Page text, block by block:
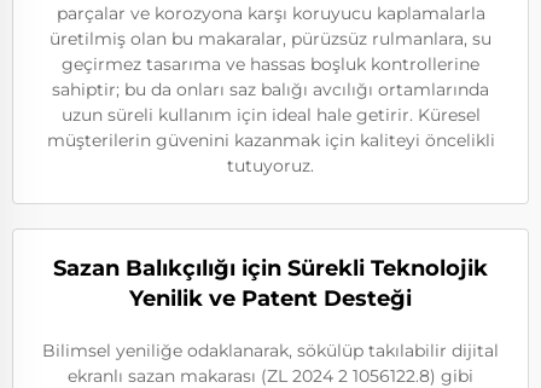
parçalar ve korozyona karşı koruyucu kaplamalarla
üretilmiş olan bu makaralar, pürüzsüz rulmanlara, su
geçirmez tasarıma ve hassas boşluk kontrollerine
sahiptir; bu da onları saz balığı avcılığı ortamlarında
uzun süreli kullanım için ideal hale getirir. Küresel
müşterilerin güvenini kazanmak için kaliteyi öncelikli
tutuyoruz.
Sazan Balıkçılığı için Sürekli Teknolojik
Yenilik ve Patent Desteği
Bilimsel yeniliğe odaklanarak, sökülüp takılabilir dijital
ekranlı sazan makarası (ZL 2024 2 1056122.8) gibi